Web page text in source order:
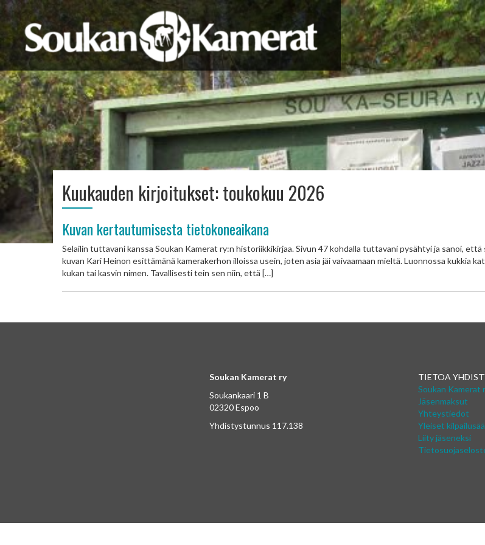
Kuukauden kirjoitukset:toukokuu 2026
Kuvan kertautumisesta tietokoneaikana
Selailin tuttavani kanssa Soukan Kamerat ry:n historiikkikirjaa. Sivun 47 kohdalla tuttavani pysähtyi ja sanoi,
kuvan Kari Heinon esittämänä kamerakerhon illoissa usein, joten asia jäi vaivaamaan mieltä. Luonnossa kukkia
kukan tai kasvin nimen. Tavallisesti tein sen niin, että […]
Soukan Kamerat ry
Soukankaari 1 B
02320 Espoo
Yhdistystunnus 117.138
TIETOA
Soukan Kamerat
Jäsenmaksut
Yhteystiedot
Yleiset
Liity jäseneksi